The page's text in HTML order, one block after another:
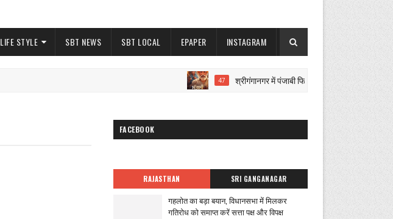
LIFE STYLE SBT NEWS SBT LOCAL EPAPER INSTAGRAM
47 श्रीगंगानगर में पंजाबी फिल्म ‘सैंताली’ की शूटिंग पूरी
FACEBOOK
RAJASTHAN SRI GANGANAGAR
गहलोत का बड़ा बयान, विधानसभा में मिलकर
गतिरोध को समाप्त करें सत्ता पक्ष और विपक्ष